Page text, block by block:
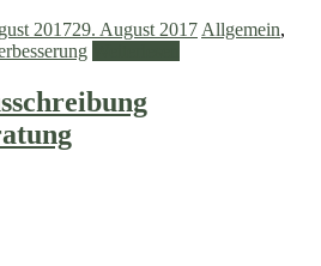
201729. August 2017 Allgemein,